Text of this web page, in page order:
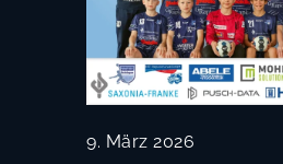
9. März 2026